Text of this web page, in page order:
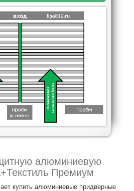
алюминиевую
Премиум
купить алюминиевые придверные